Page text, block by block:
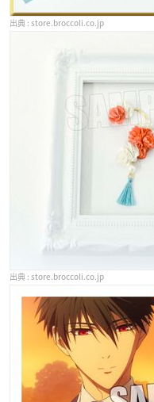
store.broccoli.co.jp
store.broccoli.co.jp